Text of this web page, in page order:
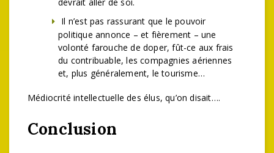
Il n’est pas rassurant que le pouvoir
politique annonce – et fièrement – une
volonté farouche de doper, fût-ce aux frais
du contribuable, les compagnies aériennes
et, plus généralement, le tourisme…
Médiocrité intellectuelle des élus, qu’on disait….
Conclusion